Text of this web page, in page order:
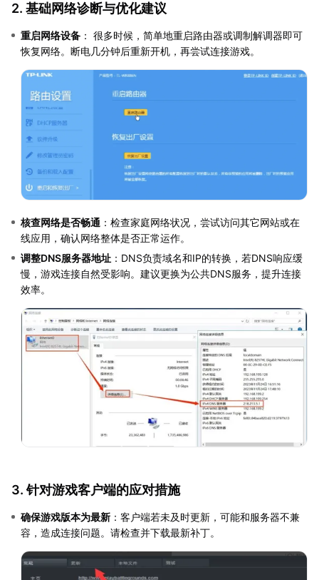
2. 基础网络诊断与优化建议
重启网络设备 ： 很多时候，简单地重启路由器或调制解调器即可
恢复网络。断电几分钟后重新开机，再尝试连接游戏。
核查网络是否畅通 ：检查家庭网络状况，尝试访问其它网站或在
线应用，确认网络整体是否正常运作。
调整DNS服务器地址 ：DNS负责域名和IP的转换，若DNS响应缓
慢，游戏连接自然受影响。建议更换为公共DNS服务，提升连接
效率。
3. 针对游戏客户端的应对措施
确保游戏版本为最新 ：客户端若未及时更新，可能和服务器不兼
容，造成连接问题。请检查并下载最新补丁。